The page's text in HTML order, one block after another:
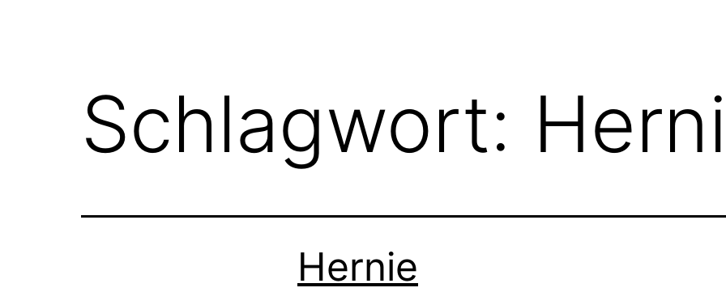
Schlagwort:
Hernie